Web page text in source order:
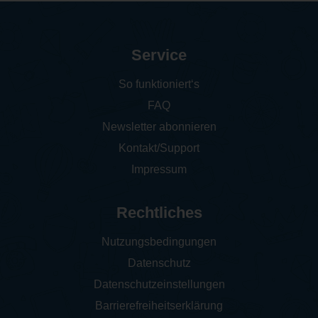
Service
So funktioniert‘s
FAQ
Newsletter abonnieren
Kontakt/Support
Impressum
Rechtliches
Nutzungsbedingungen
Datenschutz
Datenschutzeinstellungen
Barrierefreiheitserklärung